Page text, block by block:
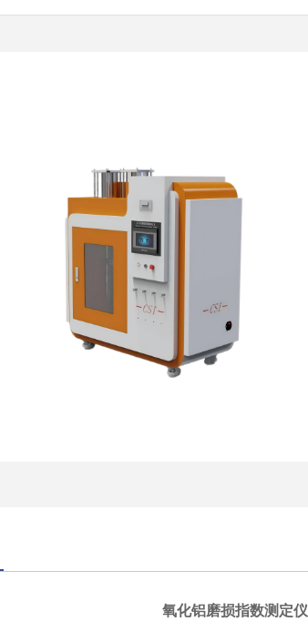
氧化铝磨损指数测定仪